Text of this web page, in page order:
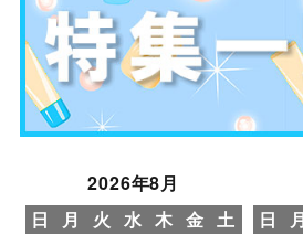
2026年8月
日
月 火 水 木 金 土
日
月